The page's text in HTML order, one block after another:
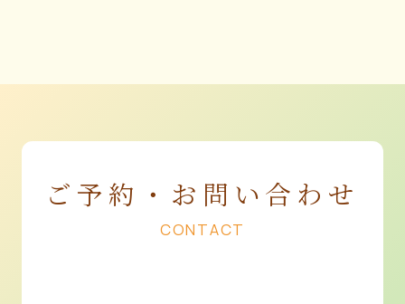
ご予約・お問い合わせ
CONTACT